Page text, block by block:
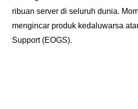
ribuan server di seluruh dunia.
mengincar produk kedaluwarsa
Support (EOGS).